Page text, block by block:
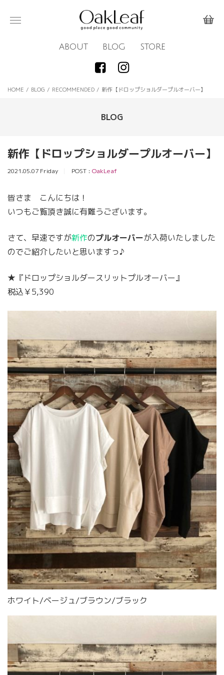
ABOUT BLOG STORE
HOME / BLOG / RECOMMENDED / 新作【ドロップショルダープルオーバー】
BLOG
新作【ドロップショルダープルオーバー】
2021.05.07 Friday POST : OakLeaf
皆さま こんにちは！
いつもご覧頂き誠に有難うございます。
さて、早速ですが新作のプルオーバーが入荷いたしました
のでご紹介したいと思いますっ♪
★『ドロップショルダースリットプルオーバー』
税込￥5,390
ホワイト/ベージュ/ブラウン/ブラック